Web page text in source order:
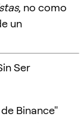
, no como
un
Ser
Binance"